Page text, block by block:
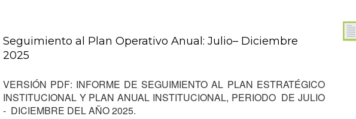
Seguimiento al Plan Operativo Anual: Julio– Diciembre
2025
VERSIÓN PDF: INFORME DE SEGUIMIENTO AL PLAN ESTRATÉGICO
INSTITUCIONAL Y PLAN ANUAL INSTITUCIONAL, PERIODO DE JULIO
- DICIEMBRE DEL AÑO 2025.